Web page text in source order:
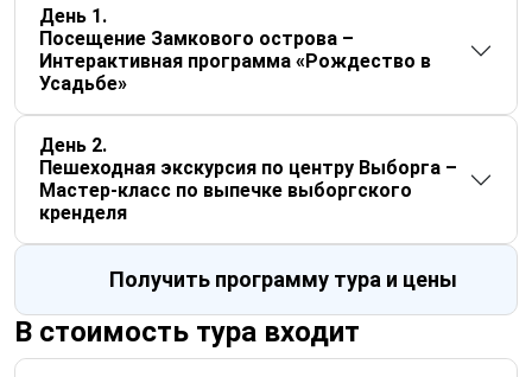
День 1
Посещение Замкового острова –
Интерактивная программа «Рождество в
Усадьбе»
День 2
Пешеходная экскурсия по центру Выборга –
Мастер-класс по выпечке выборгского
кренделя
Получить программу тура и цены
В стоимость тура входит